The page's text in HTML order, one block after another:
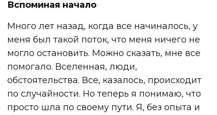
Вспоминая начало
Много лет назад, когда все начиналось, у
меня был такой поток, что меня ничего не
могло остановить. Можно сказать, мне все
помогало. Вселенная, люди,
обстоятельства. Все, казалось, происходит
по случайности. Но теперь я понимаю, что
просто шла по своему пути. Я, без опыта и